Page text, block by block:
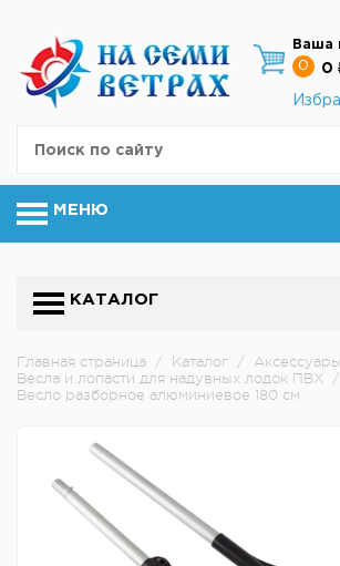
Ваша
0
0
МЕНЮ
КАТАЛОГ
Главная страница / Каталог /
Весла и лопасти для надувных лодок ПВХ
/
Весло разборное алюминиевое 180 см